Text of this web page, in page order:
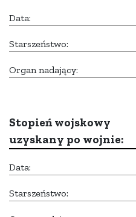
Data:
Starszeństwo:
Organ nadający:
Stopień wojskowy
uzyskany po wojnie:
Data:
Starszeństwo: